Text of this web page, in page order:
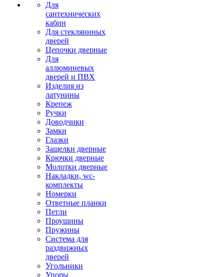
Для
сантехнических
кабин
Для стекляннных
дверей
Цепочки дверные
Для
аллюминевых
дверей и ПВХ
Изделия из
латунины
Крепеж
Ручки
Доводчики
Замки
Глазки
Защелки дверные
Крючки дверные
Молотки дверные
Накладки, wc-
комплекты
Номерки
Ответные планки
Петли
Проушины
Пружины
Система для
раздвижных
дверей
Угольники
Упоры